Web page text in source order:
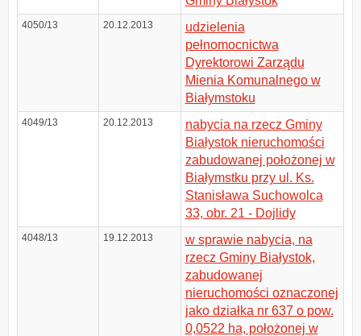
4050/13 20.12.2013
udzielenia
pełnomocnictwa
Dyrektorowi Zarządu
Mienia Komunalnego w
Białymstoku
4049/13 20.12.2013
nabycia na rzecz Gminy
Białystok nieruchomości
zabudowanej położonej w
Białymstku przy ul. Ks.
Stanisława Suchowolca
33, obr. 21 - Dojlidy
4048/13 19.12.2013
w sprawie nabycia, na
rzecz Gminy Białystok,
zabudowanej
nieruchomości oznaczonej
jako działka nr 637 o pow.
0,0522 ha, położonej w